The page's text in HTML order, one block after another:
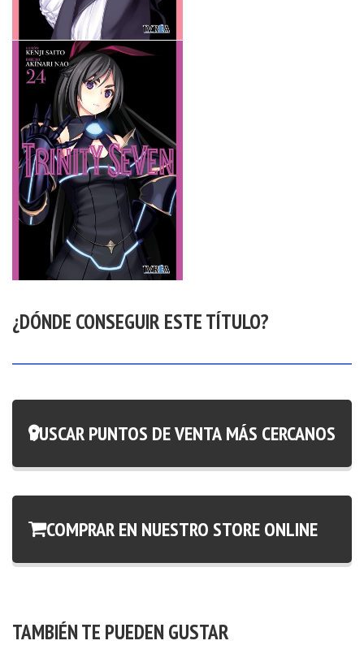
¿DÓNDE CONSEGUIR ESTE TÍTULO?
BUSCAR PUNTOS DE VENTA MÁS CERCANOS
COMPRAR EN NUESTRO STORE ONLINE
TAMBIÉN TE PUEDEN GUSTAR